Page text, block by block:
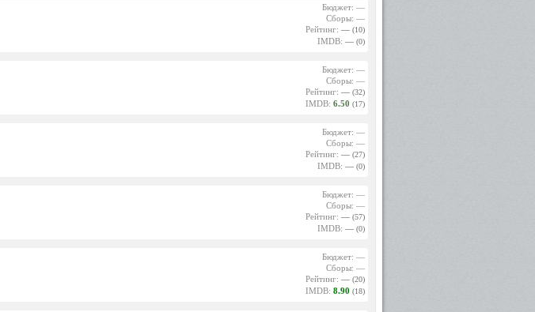
Бюджет: —
Сборы: —
Рейтинг: — (10)
IMDB: — (0)
Бюджет: —
Сборы: —
Рейтинг: — (32)
IMDB: 6.50 (17)
Бюджет: —
Сборы: —
Рейтинг: — (27)
IMDB: — (0)
Бюджет: —
Сборы: —
Рейтинг: — (57)
IMDB: — (0)
Бюджет: —
Сборы: —
Рейтинг: — (20)
IMDB: 8.90 (18)